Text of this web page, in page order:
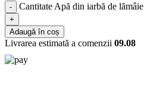
Cantitate Apă din iarbă de lămâie
Adaugă în coș
Livrarea estimată a comenzii 09.08